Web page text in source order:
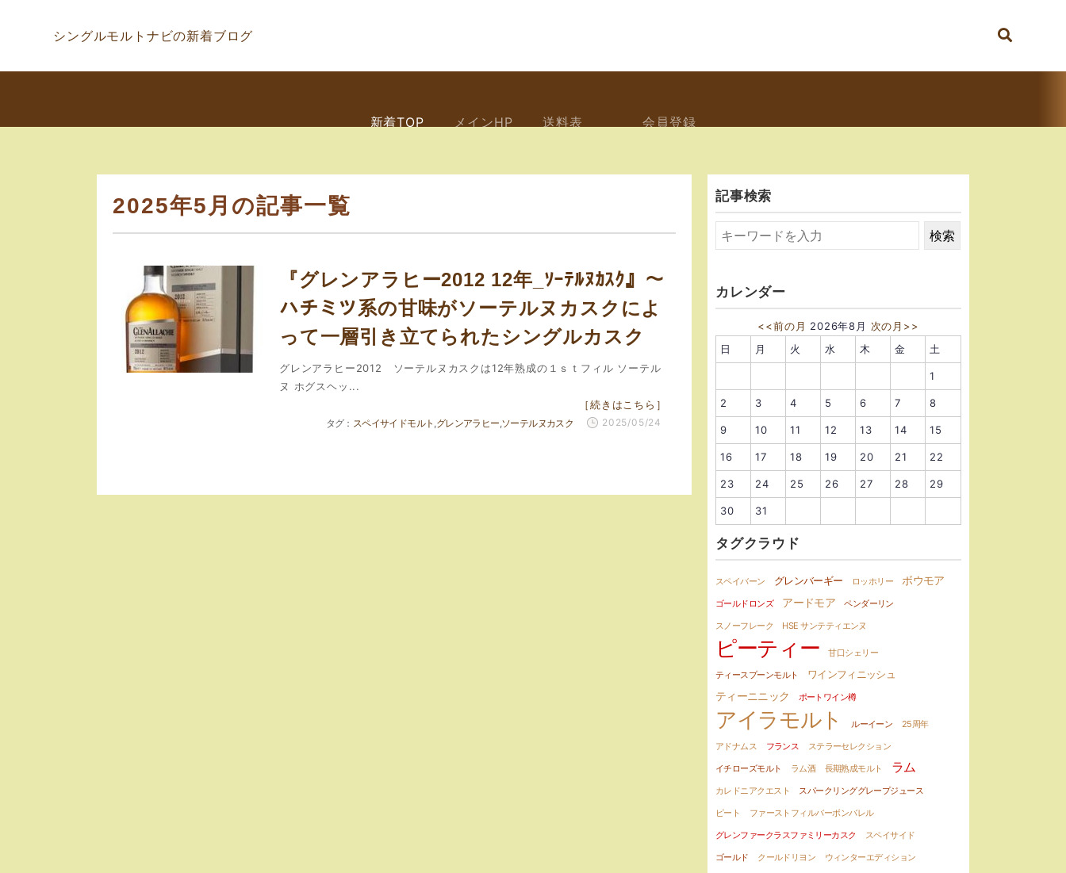
シングルモルトナビの新着ブログ
新着TOP メインHP 送料表 会員登録
2025年5月の記事一覧
『グレンアラヒー2012 12年_ｿｰﾃﾙﾇｶｽｸ』〜
ハチミツ系の甘味がソーテルヌカスクによ
って一層引き立てられたシングルカスク
グレンアラヒー2012 ソーテルヌカスクは12年熟成の１ｓｔフィル ソーテル
ヌ ホグスヘッ...
［続きはこちら］
スペイサイドモルト グレンアラヒーソーテルヌカスク 2025/05/24
記事検索
カレンダー
<<前の月 2026年8月 次の月>>
日
月 火 水 木 金 土
1
2 3 4 5 6 7 8
9 10 11 12 13 14 15
16 17 18 19 20 21 22
23 24 25 26 27 28 29
30 31
タグクラウド
スペイバーン グレンバーギー ロッホリー ボウモア
ゴールドロンズ アードモア
ペンダーリン
スノーフレーク
HSE サンテティエンヌ
ピーティー
甘口シェリー
ティースプーンモルト
ワインフィニッシュ
ティーニニック ポートワイン樽
アイラモルト ルーイーン
25周年
アドナムス
フランス
ステラーセレクション
イチローズモルト
ラム酒 長期熟成モルト ラム
カレドニアクエスト
スパークリンググレープジュース
ピート
ファーストフィルバーボンバレル
グレンファークラスファミリーカスク
スペイサイド
ゴールド
クールドリヨン
ウィンターエディション